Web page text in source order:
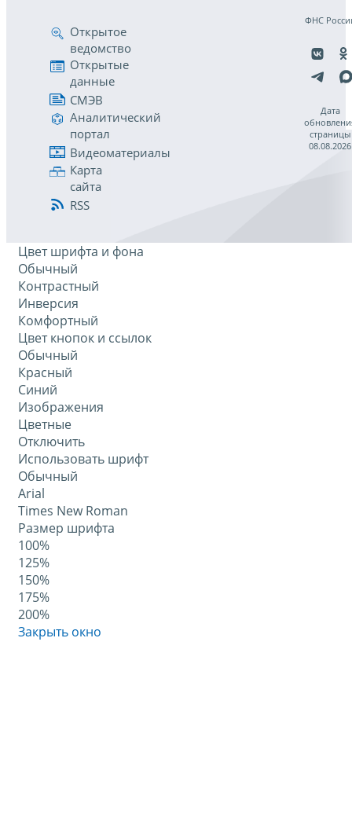
Открытое
ведомство
Открытые
данные
СМЭВ
Аналитический
портал
Видеоматериалы
Карта
сайта
RSS
ФНС
Дата
страницы
08.08.2026
Цвет шрифта и фона
Обычный
Контрастный
Инверсия
Комфортный
Цвет кнопок и ссылок
Обычный
Красный
Синий
Изображения
Цветные
Отключить
Использовать шрифт
Обычный
Arial
Times New Roman
Размер шрифта
100%
125%
150%
175%
200%
Закрыть окно